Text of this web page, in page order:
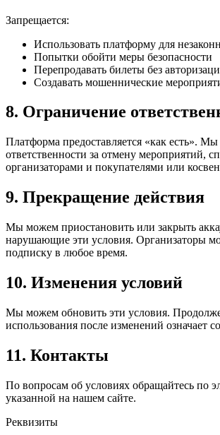
Запрещается:
Использовать платформу для
Попытки обойти меры безопасности
Перепродавать билеты без
Создавать мошеннические
8. Ограничение
Платформа предоставляется «как есть».
ответственности за отмену мероприятий,
организаторами и покупателями или
9. Прекращение действия
Мы можем приостановить или закрыть
нарушающие эти условия. Организаторы
подписку в любое время.
10. Изменения условий
Мы можем обновить эти условия.
использования после изменений означает
11. Контакты
По вопросам об условиях обращайтесь по
указанной на нашем сайте.
Реквизиты